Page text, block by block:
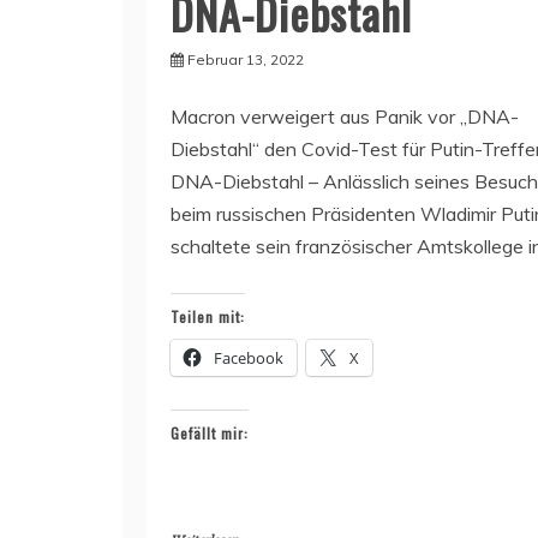
Februar 13, 2022
Macron verweigert aus Panik vor „DNA-
Diebstahl“ den Covid-Test für Putin-
DNA-Diebstahl – Anlässlich seines
beim russischen Präsidenten Wladimir
schaltete sein französischer Amtskollege
Teilen mit:
Facebook X
Gefällt mir: